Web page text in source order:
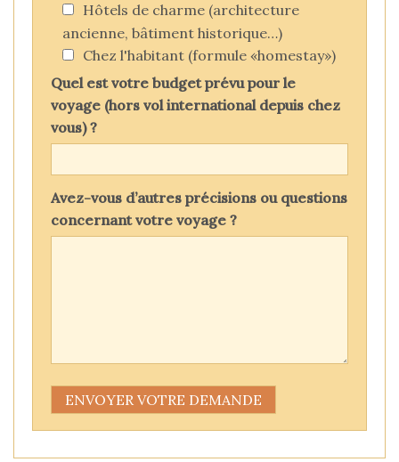
Hôtels de charme (architecture
ancienne, bâtiment historique…)
Chez l'habitant (formule «homestay»)
Quel est votre budget prévu pour le
voyage (hors vol international depuis chez
vous) ?
Avez-vous d’autres précisions ou questions
concernant votre voyage ?